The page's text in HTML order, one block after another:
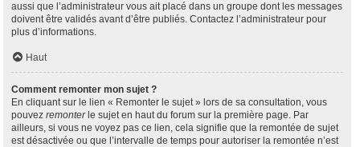
aussi que l’administrateur vous ait placé dans un groupe dont les messages
doivent être validés avant d’être publiés. Contactez l’administrateur pour
plus d’informations.
Haut
Comment remonter mon sujet ?
En cliquant sur le lien « Remonter le sujet » lors de sa consultation, vous
pouvez remonterle sujet en haut du forum sur la première page. Par
ailleurs, si vous ne voyez pas ce lien, cela signifie que la remontée de sujet
est désactivée ou que l’intervalle de temps pour autoriser la remontée n’est